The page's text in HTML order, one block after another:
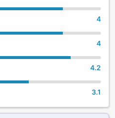
4
4
4.2
3.1